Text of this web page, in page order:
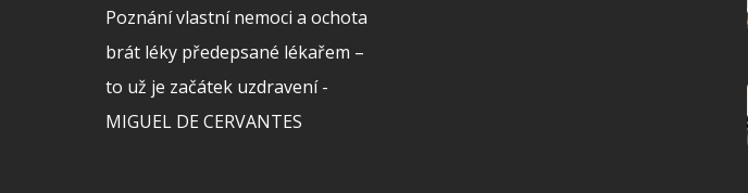
Poznání vlastní nemoci a ochota
brát léky předepsané lékařem –
to už je začátek uzdravení -
MIGUEL DE CERVANTES